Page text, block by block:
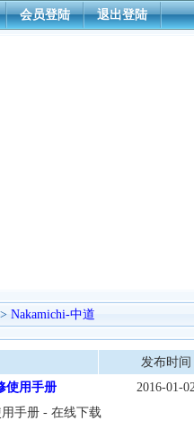
会员登陆 退出登陆
> Nakamichi-中道
发布时间
使用手册
2016-01-
手册 - 在线下载